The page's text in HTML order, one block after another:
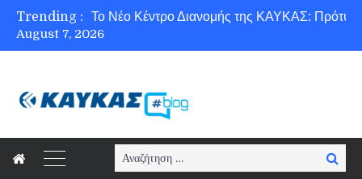
Trending :
Ασφάλεια στο Διαδίκτυο για όλους!
Γνωρίζετε τη νέα τάση στον κόσμο του cloud, το Edge Computing;
August 7, 2026
Search
for: